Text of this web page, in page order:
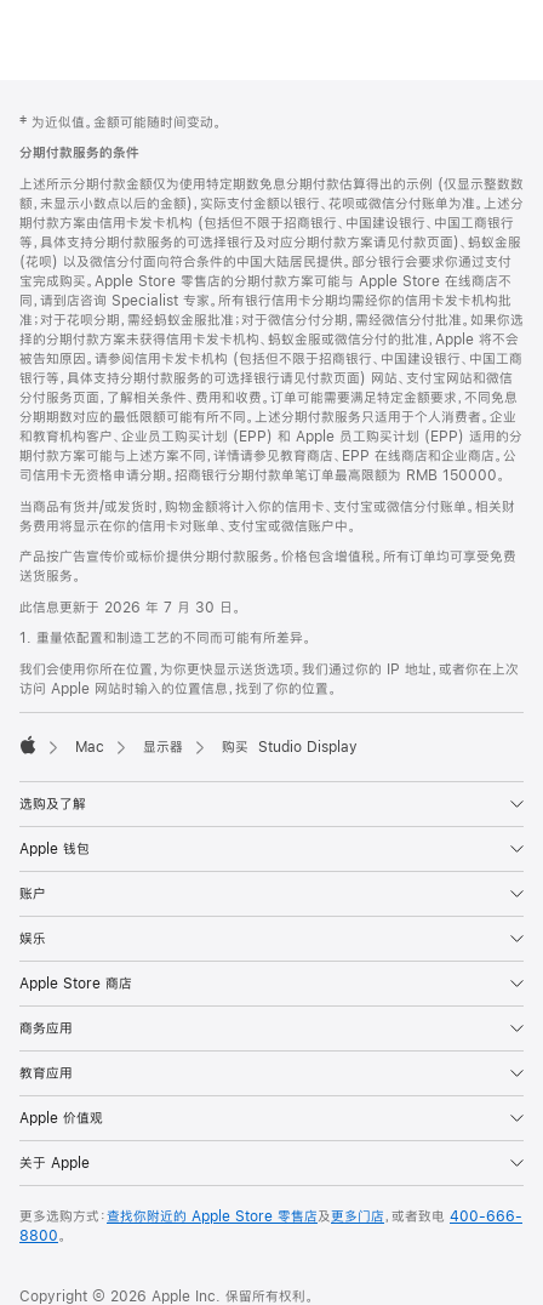
页
页
脚
注
‡ 为近似值。金额可能随时间变动。
分期付款服务的条件
上述所示分期付款金额仅为使用特定期数免息分期付款估算得出的示例 (仅显示整数数
额，未显示小数点以后的金额)，实际支付金额以银行、花呗或微信分付账单为准。上述分
期付款方案由信用卡发卡机构 (包括但不限于招商银行、中国建设银行、中国工商银行
等，具体支持分期付款服务的可选择银行及对应分期付款方案请见付款页面)、蚂蚁金服
(花呗) 以及微信分付面向符合条件的中国大陆居民提供。部分银行会要求你通过支付
宝完成购买。Apple Store 零售店的分期付款方案可能与 Apple Store 在线商店不
同，请到店咨询 Specialist 专家。所有银行信用卡分期均需经你的信用卡发卡机构批
准；对于花呗分期，需经蚂蚁金服批准；对于微信分付分期，需经微信分付批准。如果你选
择的分期付款方案未获得信用卡发卡机构、蚂蚁金服或微信分付的批准，Apple 将不会
被告知原因。请参阅信用卡发卡机构 (包括但不限于招商银行、中国建设银行、中国工商
银行等，具体支持分期付款服务的可选择银行请见付款页面) 网站、支付宝网站和微信
分付服务页面，了解相关条件、费用和收费。订单可能需要满足特定金额要求，不同免息
分期期数对应的最低限额可能有所不同。上述分期付款服务只适用于个人消费者。企业
和教育机构客户、企业员工购买计划 (EPP) 和 Apple 员工购买计划 (EPP) 适用的分
期付款方案可能与上述方案不同，详情请参见教育商店、EPP 在线商店和企业商店。公
司信用卡无资格申请分期。招商银行分期付款单笔订单最高限额为 RMB 150000。
当商品有货并/或发货时，购物金额将计入你的信用卡、支付宝或微信分付账单。相关财
务费用将显示在你的信用卡对账单、支付宝或微信账户中。
产品按广告宣传价或标价提供分期付款服务。价格包含增值税。所有订单均可享受免费
送货服务。
此信息更新于 2026 年 7 月 30 日。
1. 重量依配置和制造工艺的不同而可能有所差异。
我们会使用你所在位置，为你更快显示送货选项。我们通过你的 IP 地址，或者你在上次
访问 Apple 网站时输入的位置信息，找到了你的位置。
Mac 显示器 购买 Studio Display
选购及了解
Apple 钱包
账户
娱乐
Apple Store 商店
商务应用
教育应用
Apple 价值观
关于 Apple
更多选购方式：查找你附近的 Apple Store 零售店及更多门店，或者致电 400-666-
8800。
Copyright © 2026 Apple Inc. 保留所有权利。